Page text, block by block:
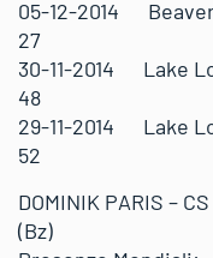
05-12-2014
27
30-11-2014
48
29-11-2014
52
DOMINIK PARIS –
(Bz)